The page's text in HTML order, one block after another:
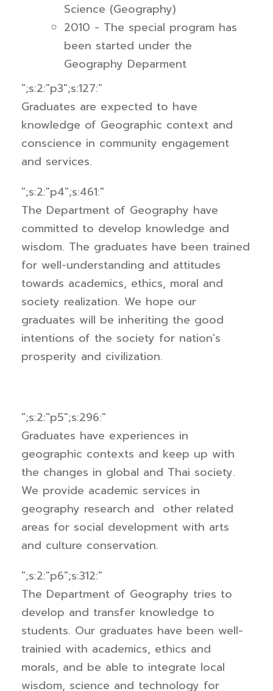
Science (Geography)
2010 - The special program has
been started under the
Geography Deparment
";s:2:"p3";s:127:"
Graduates are expected to have
knowledge of Geographic context and
conscience in community engagement
and services.
";s:2:"p4";s:461:"
The Department of Geography have
committed to develop knowledge and
wisdom. The graduates have been trained
for well-understanding and attitudes
towards academics, ethics, moral and
society realization. We hope our
graduates will be inheriting the good
intentions of the society for nation's
prosperity and civilization.
";s:2:"p5";s:296:"
Graduates have experiences in
geographic contexts and keep up with
the changes in global and Thai society.
We provide academic services in
geography research and other related
areas for social development with arts
and culture conservation.
";s:2:"p6";s:312:"
The Department of Geography tries to
develop and transfer knowledge to
students. Our graduates have been well-
trainied with academics, ethics and
morals, and be able to integrate local
wisdom, science and technology for